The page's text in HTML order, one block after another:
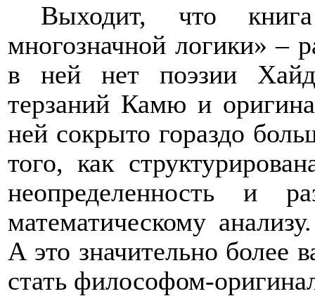
Выходит, что
многозначной логики» –
в ней нет поэзии
терзаний Камю и
ней сокрыто гораздо
того, как
неопределенность и
математическому
А это значительно более
стать философом-